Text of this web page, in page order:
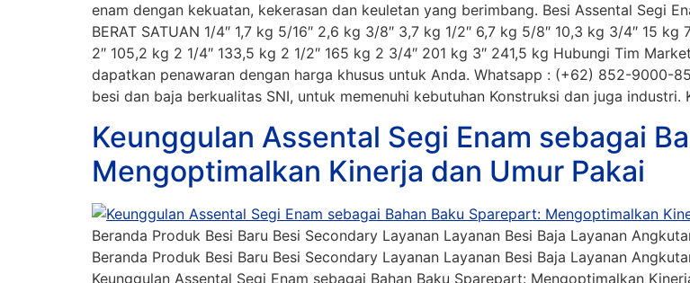
enam dengan kekuatan, kekerasan dan keuletan yang berimbang. Besi Assental Segi
BERAT SATUAN 1/4″ 1,7 kg 5/16″ 2,6 kg 3/8″ 3,7 kg 1/2″ 6,7 kg 5/8″ 10,3 kg 3/4″ 15
2″ 105,2 kg 2 1/4″ 133,5 kg 2 1/2″ 165 kg 2 3/4″ 201 kg 3″ 241,5 kg Hubungi Tim
dapatkan penawaran dengan harga khusus untuk Anda. Whatsapp : (+62) 852-9000-
besi dan baja berkualitas SNI, untuk memenuhi kebutuhan Konstruksi dan juga
Keunggulan Assental Segi Enam sebagai
Mengoptimalkan Kinerja dan Umur Pakai
Beranda Produk Besi Baru Besi Secondary Layanan Layanan Besi Baja Layanan
Beranda Produk Besi Baru Besi Secondary Layanan Layanan Besi Baja Layanan
Keunggulan Assental Segi Enam sebagai Bahan Baku Sparepart: Mengoptimalkan